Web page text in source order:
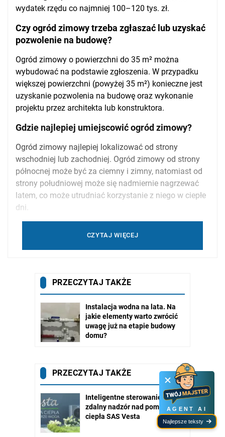
wydatek rzędu co najmniej 100–120 tys. zł.
Czy ogród zimowy trzeba zgłaszać lub uzyskać
pozwolenie na budowę?
Ogród zimowy o powierzchni do 35 m² można
wybudować na podstawie zgłoszenia. W przypadku
większej powierzchni (powyżej 35 m²) konieczne jest
uzyskanie pozwolenia na budowę oraz wykonanie
projektu przez architekta lub konstruktora.
Gdzie najlepiej umiejscowić ogród zimowy?
Ogród zimowy najlepiej lokalizować od strony
wschodniej lub zachodniej. Ogród zimowy od strony
północnej może być za ciemny i zimny, natomiast od
strony południowej może się nadmiernie nagrzewać
latem, co może utrudniać korzystanie z niego w ciepłe
dni.
CZYTAJ WIĘCEJ
AGENT AI
Najlepsze teksty